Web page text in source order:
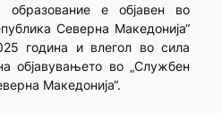
образование е објавен во
Северна Македонија“
година и влегол во сила
објавувањето во „Службен
Македонија“.